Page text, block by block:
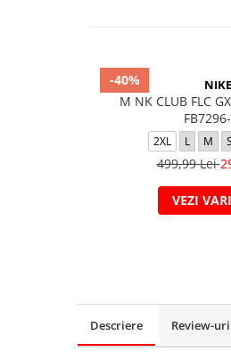
-40% NIKE
M NK CLUB FLC
2XL L M S
499,99 Lei
VEZI
Descriere Review-uri